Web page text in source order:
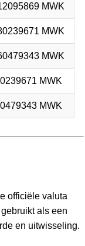
MWK
MWK
MWK
MWK
MWK
officiële valuta
als een
en uitwisseling.